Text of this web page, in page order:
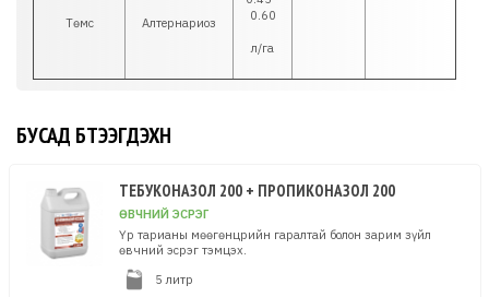
Төмс Алтернариоз
0.60
л/га
БУСАД БҮТЭЭГДЭХҮҮН
ТЕБУКОНАЗОЛ 200 + ПРОПИКОНАЗОЛ 200
ӨВЧНИЙ ЭСРЭГ
Үр тарианы мөөгөнцрийн гаралтай болон зарим зүйл
өвчний эсрэг тэмцэх.
5 литр